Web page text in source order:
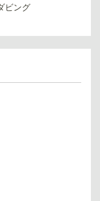
ビング